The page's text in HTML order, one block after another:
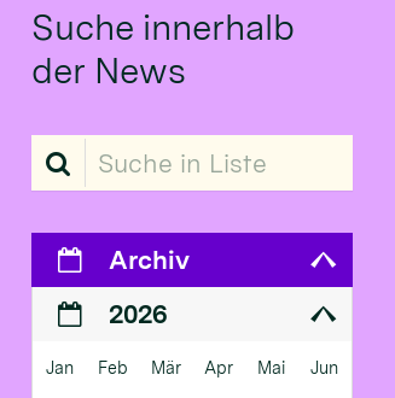
Suche innerhalb
der News
Suche in Liste
Archiv
2026
Jan Feb Mär Apr Mai Jun